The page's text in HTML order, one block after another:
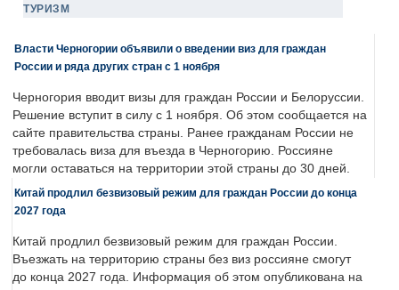
ТУРИЗМ
Власти Черногории объявили о введении виз для граждан
России и ряда других стран с 1 ноября
Черногория вводит визы для граждан России и Белоруссии.
Решение вступит в силу с 1 ноября. Об этом сообщается на
сайте правительства страны. Ранее гражданам России не
требовалась виза для въезда в Черногорию. Россияне
могли оставаться на территории этой страны до 30 дней.
Китай продлил безвизовый режим для граждан России до конца
2027 года
Китай продлил безвизовый режим для граждан России.
Въезжать на территорию страны без виз россияне смогут
до конца 2027 года. Информация об этом опубликована на